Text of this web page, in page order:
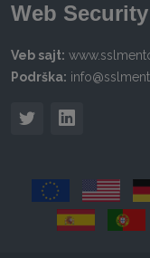
Web
Veb sajt:
Podrška: